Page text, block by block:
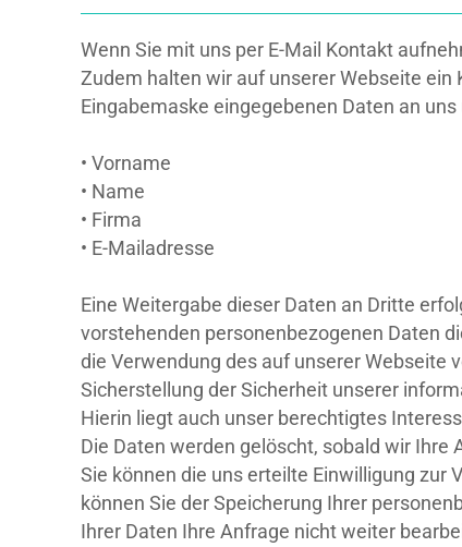
Wenn Sie mit uns per E-Mail Kontakt
Zudem halten wir auf unserer Webseite
Eingabemaske eingegebenen Daten an
• Vorname
• Name
• Firma
• E-Mailadresse
Eine Weitergabe dieser Daten an Dritte
vorstehenden personenbezogenen Daten
die Verwendung des auf unserer Webseite
Sicherstellung der Sicherheit unserer
Hierin liegt auch unser berechtigtes
Die Daten werden gelöscht, sobald wir
Sie können die uns erteilte Einwilligung zur
können Sie der Speicherung Ihrer
Ihrer Daten Ihre Anfrage nicht weiter